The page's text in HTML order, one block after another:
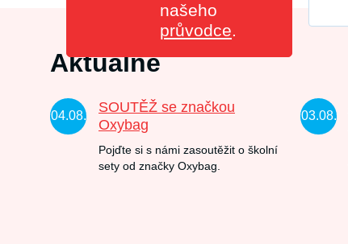
našeho
průvodce.
Aktuálně
04.08.
SOUTĚŽ se značkou
Oxybag
Pojďte si s námi zasoutěžit o školní
sety od značky Oxybag.
03.08.